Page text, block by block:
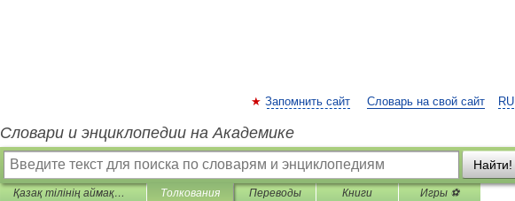
RU
Запомнить сайт Словарь на свой сайт
Словари и энциклопедии на Академике
Найти!
Қазақ тілінің аймақтық сөздігі Толкования Переводы Книги Игры ⚽